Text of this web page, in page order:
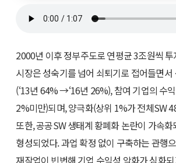
2000년 이후 정부주도로 연평균 3조원씩
시장은 성숙기를 넘어 쇠퇴기로 접어들면서
(‘13년 64% →‘16년 26%), 참여 기업의 수
2%미만)되며, 양극화(상위 1%가 전체SW
또한, 공공SW 생태계 황폐화 논란이 가속
형성되었다. 과업 확정 없이 구축하는 관행
재작업이 빈번해 기업 수익성 악화가 심화